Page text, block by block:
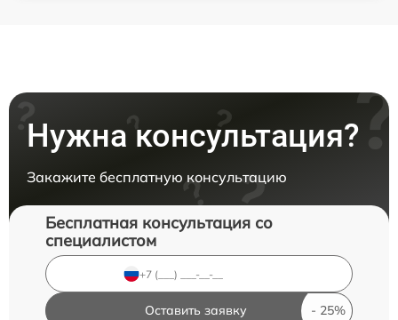
Нужна консультация?
Закажите бесплатную консультацию
Бесплатная консультация со
специалистом
Оставить заявку